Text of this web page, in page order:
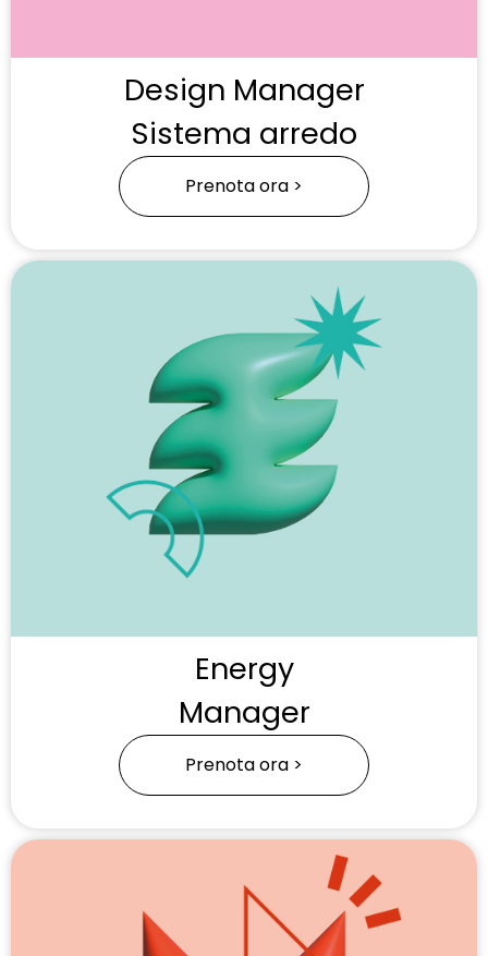
Design Manager
Sistema arredo
Prenota ora >
Energy
Manager
Prenota ora >